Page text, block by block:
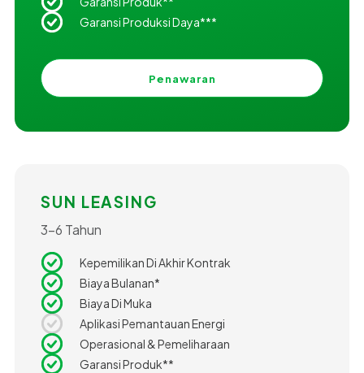
Garansi Produksi Daya***
Penawaran
SUN LEASING
3-6 Tahun
Kepemilikan Di Akhir Kontrak
Biaya Bulanan*
Biaya Di Muka
Aplikasi Pemantauan Energi
Operasional & Pemeliharaan
Garansi Produk**